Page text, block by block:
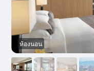
ห้องนอน